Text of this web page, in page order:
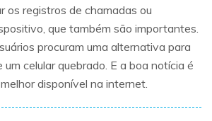
os registros de chamadas ou
que também são importantes.
procuram uma alternativa para
celular quebrado. E a boa notícia é
disponível na internet.